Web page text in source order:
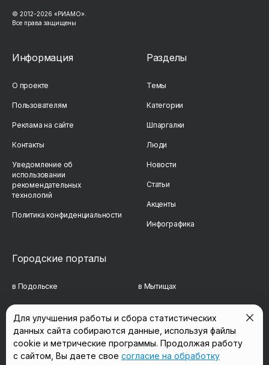
© 2012-2026 «РИАМО».
Все права защищены
Информация
О проекте
Пользователям
Реклама на сайте
Контакты
Уведомление об
использовании
рекомендательных
технологий
Политика конфиденциальности
Разделы
Темы
Категории
Шпаргалки
Люди
Новости
Статьи
Акценты
Инфографика
Городские порталы
в Подольске в Мытищах
в Сергиевом Посаде в Люберцах
в Красногорске в Королёве
Для улучшения работы и сбора статистических
данных сайта собираются данные, используя файлы
cookie и метрические программы. Продолжая работу
с сайтом, Вы даете свое согласие на обработку